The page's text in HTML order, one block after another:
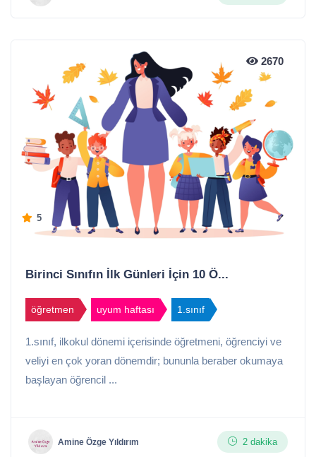
2670
5
Birinci Sınıfın İlk Günleri İçin 10 Ö...
öğretmen uyum haftası 1.sınıf
1.sınıf, ilkokul dönemi içerisinde öğretmeni, öğrenciyi ve
veliyi en çok yoran dönemdir; bununla beraber okumaya
başlayan öğrencil ...
Amine Özge Yıldırım 2 dakika